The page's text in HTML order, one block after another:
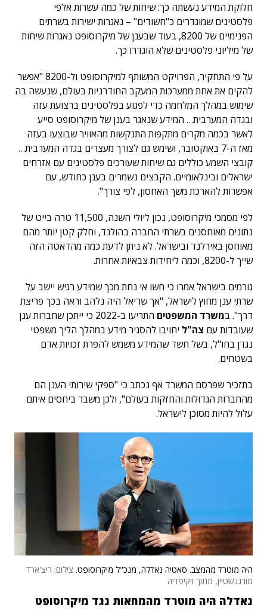
חלוקת המידע נעשתה כך: שיחות של כמה עשרות אלפי
פלסטינים שמוגדרים כ"חשודים" – נאגרות ישירות בשרתים
הפנימיים של 8200, בעוד שבענן של מיקרוסופט נאגרות שיחות
של מיליוני פלסטינים שלא הוגדרו כך.
על פי התחקיר, הפרויקט המשותף למיקרוסופט ול-8200 "אפשר
להקים את אחת ממערכות המעקב החודרניות בעולם, שנעשה בה
שימוש במהלך המלחמה כדי לפגוע בפלסטינים ברצועת עזה
ובגדה המערבית… המידע שנאגר בענן של מיקרוסופט סייע
לאשר בכמה מקרים מתקפות התנקשות מהאוויר שבוצעו בעזה
מאז ה-7 באוקטובר, ושימש גם לצורך מעצרים בגדה המערבית…
קובצי השמע כוללים גם שיחות שעורכים פלסטינים עם אזרחים
ישראלים ובינלאומיים. הקבצים נשמרים בענן כחודש, עם
אפשרות להארכת משך האחסון, לפי צורך".
לפי מסמכי מיקרוסופט, נכון ליולי השנה, 11,500 טרה בייט של
נתונים מאוחסנים בשרתי החברה בהולנד, וחלק קטן יותר מהם
מאוחסן באירלנד ובישראל. לא ניתן לדעת כמה מהדאטה הזה
שייך ל-8200, וכמה ליחידות צבאיות אחרות.
גורמים בישראל אמרו כי חשו אי נחת מכך שמידע רגיש יישב על
שרתי ענן מחוץ לישראל, "אךשריאל היה נלהב וראה בכך פריצת
דרך". במשרד המשפטים
התריעו ב-2022 כי ייתכן שחברות ענן
שעובדות עם צה"ל יחויבו להסגיר מידע במהלך הליך משפטי
נגדן בחו"ל, בשל חשד שהמידע משמש להפרת זכויות אדם
בשטחים.
בתזכיר שפרסם המשרד אף נכתב כי "ספקי שירותי הענן הם
מהחברות הגדולות והחזקות בעולם", ולכן משבר ביחסים איתם
עלול להיות מסוכן לישראל.
היה מוטרד מהמצב. סאטיה נאדלה, מנכ"ל מיקרוסופט. צילום: ריצ'ארד
מורגנשטיין, מתוך ויקיפדיה
נאדלה היה מוטרד מהמחאות נגד מיקרוסופט